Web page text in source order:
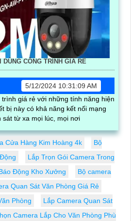
DÙNG CÔNG TRÌNH GIÁ RẺ
5/12/2024 10:31:09 AM
giá rẻ với những tính năng hiện
sát từ xa mọi lúc, mọi nơi
Cửa Hàng Kim Hoàng 4k
Bộ
Lắp Trọn Gói Camera Trong
Động Kho Xưởng
Bộ camera
Quan Sát Văn Phòng Giá Rẻ
Phòng
Lắp Camera Quan Sát
Camera Lắp Cho Văn Phòng Phù